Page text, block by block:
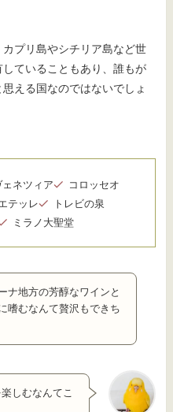
プリ島やシチリア島など世
ていることもあり、誰もが
える国なのではないでしょ
ェネツィア
コロッセオ
テッレ
トレビの泉
ミラノ大聖堂
ナ地方の芳醇なワインと
嗜むなんて贅沢もできち
しむなんてこ